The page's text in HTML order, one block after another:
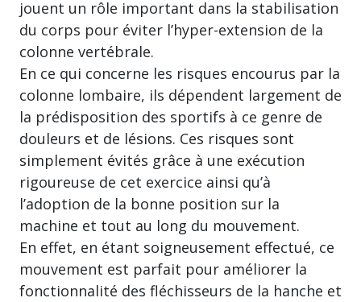
jouent un rôle important dans la stabilisation
du corps pour éviter l’hyper-extension de la
colonne vertébrale.
En ce qui concerne les risques encourus par la
colonne lombaire, ils dépendent largement de
la prédisposition des sportifs à ce genre de
douleurs et de lésions. Ces risques sont
simplement évités grâce à une exécution
rigoureuse de cet exercice ainsi qu’à
l’adoption de la bonne position sur la
machine et tout au long du mouvement.
En effet, en étant soigneusement effectué, ce
mouvement est parfait pour améliorer la
fonctionnalité des fléchisseurs de la hanche et